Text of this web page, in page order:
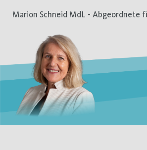
Inhalt
Marion Schneid MdL - Abgeordnete